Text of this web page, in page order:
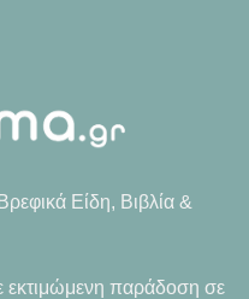
Είδη, Βιβλία &
παράδοση σε